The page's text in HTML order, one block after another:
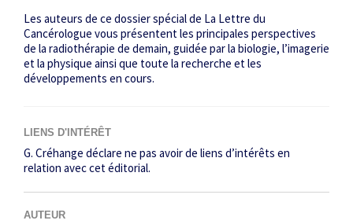
Les auteurs de ce dossier spécial de La Lettre du
Cancérologue vous présentent les principales perspectives
de la radiothérapie de demain, guidée par la biologie, l’imagerie
et la physique ainsi que toute la recherche et les
développements en cours.
LIENS D'INTÉRÊT
G. Créhange déclare ne pas avoir de liens d’intérêts en
relation avec cet éditorial.
AUTEUR